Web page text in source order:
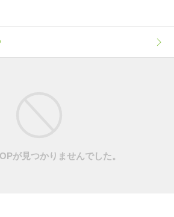
が見つかりませんでした。